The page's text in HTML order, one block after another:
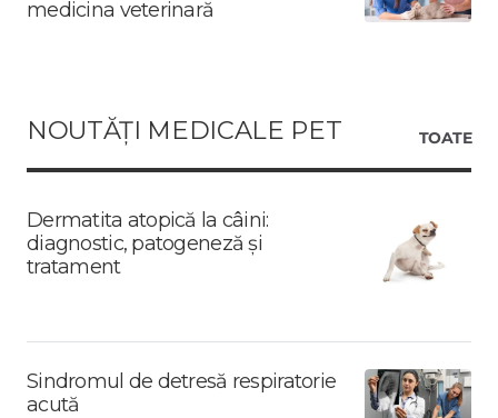
medicina veterinară
NOUTĂȚI MEDICALE PET TOATE
Dermatita atopică la câini:
diagnostic, patogeneză și
tratament
Sindromul de detresă respiratorie
acută